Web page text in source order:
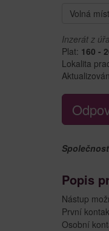
Volná
Inzerát z
Plat: 160 -
Lokalita
Popis
Nástup
První
Osobní